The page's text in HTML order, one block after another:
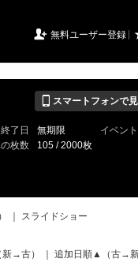
 無料ユーザー登録
📱 スマートフォンで
了日 無期限 イベン
枚数 105 / 2000枚
スライドショー
→古） 追加日順▲（古→新